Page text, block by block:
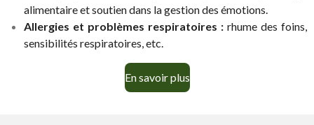
alimentaire et soutien dans la gestion des émotions.
Allergies et problèmes respiratoires : rhume des foins,
sensibilités respiratoires, etc.
En savoir plus